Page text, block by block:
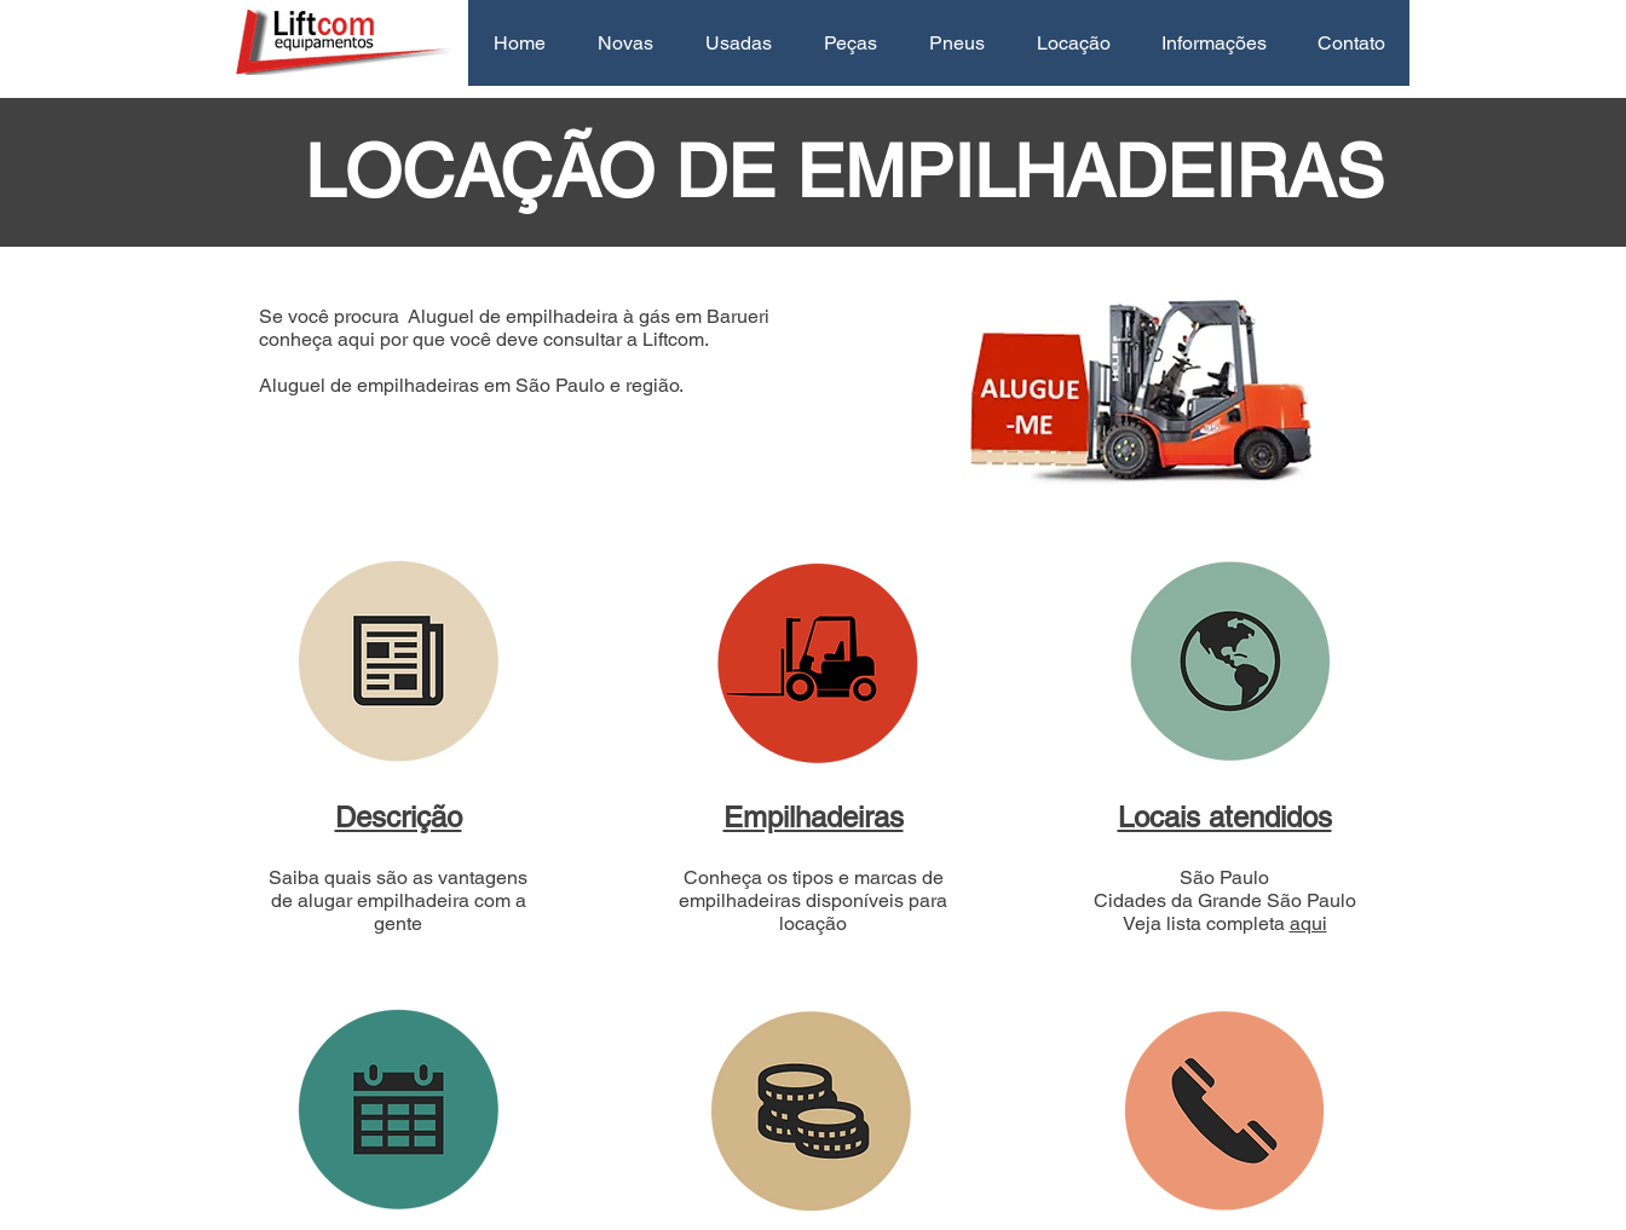
Home Novas Usadas Peças Pneus Locação Informações Contato
LOCAÇÃO DE EMPILHADEIRAS
Se você procura
conheça aqui por que você deve consultar a Liftcom.
Aluguel de empilhadeiras em São Paulo e região.
Aluguel de empilhadeira à gás em Barueri
Descrição
Saiba quais são as vantagens
de alugar empilhadeira com a
gente
Empilhadeiras
Conheça os tipos e marcas de
empilhadeiras disponíveis para
locação
Locais atendidos
São Paulo
Cidades da Grande São Paulo
Veja lista completa aqui